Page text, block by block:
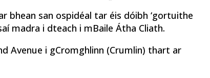
bhean san ospidéal tar éis dóibh ‘gortuithe
madra i dteach i mBaile Átha Cliath.
Avenue i gCromghlinn (Crumlin) thart ar